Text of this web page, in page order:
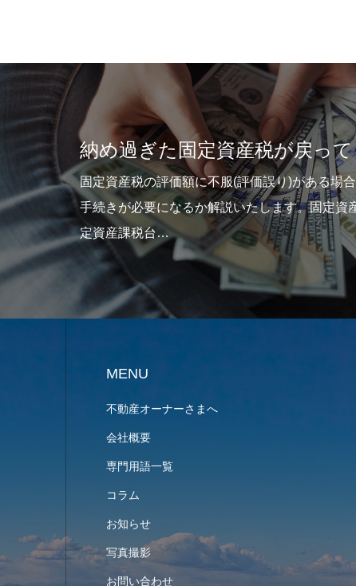
ってくる？
ある場合にはどのような
。固定資産の納税者で、固
大
家賃
滞納
ても
MENU
不動産オーナーさまへ
会社概要
専門用語一覧
コラム
お知らせ
写真撮影
お問い合わせ